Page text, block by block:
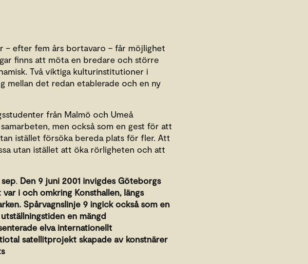
– efter fem års bortavaro – får möjlighet
finns att möta en bredare och större
Två viktiga kulturinstitutioner i
mellan det redan etablerade och en ny
från Malmö och Umeå
men också som en gest för att
istället försöka bereda plats för fler. Att
utan istället att öka rörligheten och att
sep. Den 9 juni 2001 invigdes Göteborgs
i och omkring Konsthallen, längs
Spårvagnslinje 9 ingick också som en
en mängd
elva internationellt
satellitprojekt skapade av konstnärer